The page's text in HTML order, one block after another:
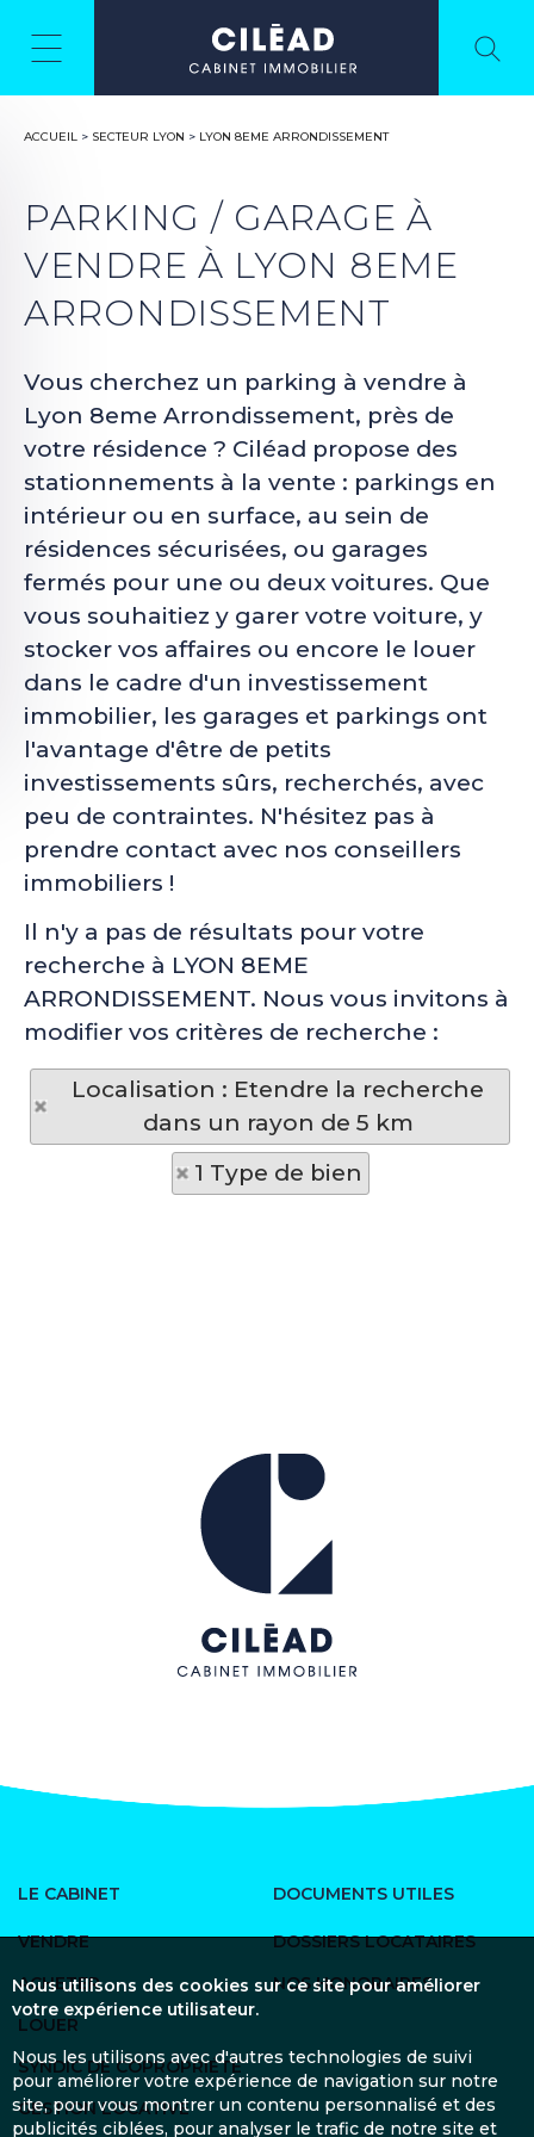
ACCUEIL > SECTEUR LYON > LYON 8EME ARRONDISSEMENT
PARKING / GARAGE À
VENDRE À LYON 8EME
ARRONDISSEMENT
Vous cherchez un parking à vendre à
Lyon 8eme Arrondissement, près de
votre résidence ? Ciléad propose des
stationnements à la vente : parkings en
intérieur ou en surface, au sein de
résidences sécurisées, ou garages
fermés pour une ou deux voitures. Que
vous souhaitiez y garer votre voiture, y
stocker vos affaires ou encore le louer
dans le cadre d'un investissement
immobilier, les garages et parkings ont
l'avantage d'être de petits
investissements sûrs, recherchés, avec
peu de contraintes. N'hésitez pas à
prendre contact avec nos conseillers
immobiliers !
Il n'y a pas de résultats pour votre
recherche à LYON 8EME
ARRONDISSEMENT. Nous vous invitons à
modifier vos critères de recherche :
Localisation : Etendre la recherche
dans un rayon de 5 km
1 Type de bien
LE CABINET
VENDRE
ACHETER
LOUER
SYNDIC DE COPROPRIÉTÉ
GESTION LOCATIVE
DOCUMENTS UTILES
DOSSIERS LOCATAIRES
NOS HONORAIRES
Nous utilisons des cookies sur ce site pour améliorer
votre expérience utilisateur.
Nous les utilisons avec d'autres technologies de suivi
pour améliorer votre expérience de navigation sur notre
site, pour vous montrer un contenu personnalisé et des
publicités ciblées, pour analyser le trafic de notre site et